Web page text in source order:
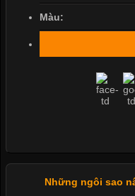
Màu:
Những ngôi sao